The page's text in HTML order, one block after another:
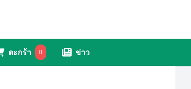
ตะกร้า 0 ข่าว